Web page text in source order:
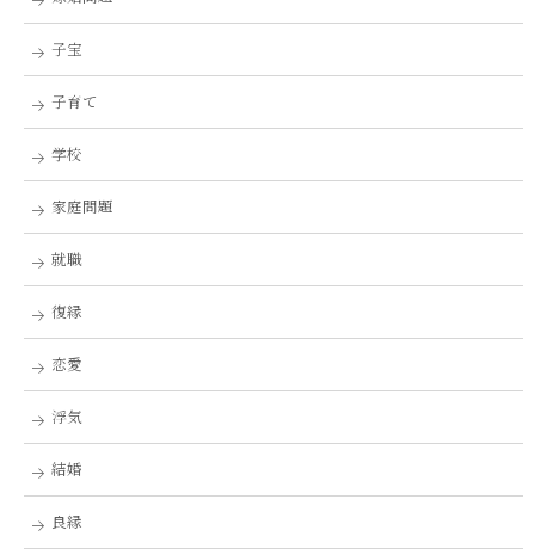
子宝
子育て
学校
家庭問題
就職
復縁
恋愛
浮気
結婚
良縁